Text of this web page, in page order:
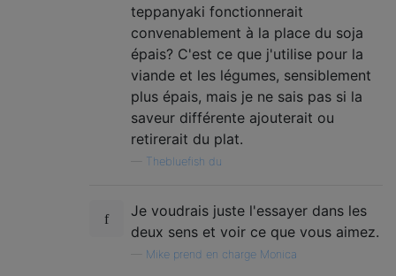
teppanyaki fonctionnerait
convenablement à la place du soja
épais? C'est ce que j'utilise pour la
viande et les légumes, sensiblement
plus épais, mais je ne sais pas si la
saveur différente ajouterait ou
retirerait du plat.
Thebluefish du
Je voudrais juste l'essayer dans les
deux sens et voir ce que vous aimez.
Mike prend en charge Monica